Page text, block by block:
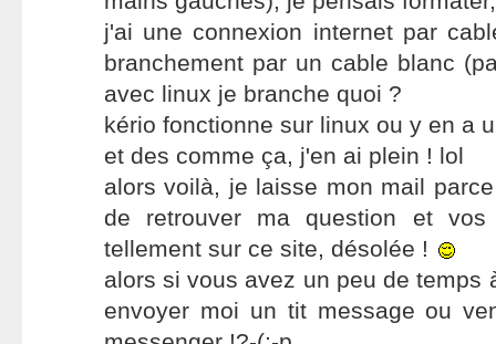
j'ai une connexion internet par
branchement par un cable blanc
avec linux je branche quoi ?
kério fonctionne sur linux ou y en a
et des comme ça, j'en ai plein ! lol
alors voilà, je laisse mon mail
de retrouver ma question et
tellement sur ce site, désolée !
alors si vous avez un peu de temps
envoyer moi un tit message ou